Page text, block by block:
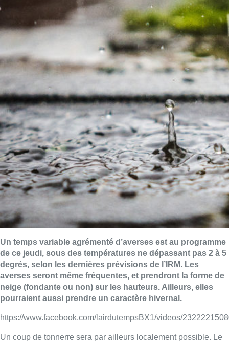
Un temps variable agrémenté d’averses est au programme
de ce jeudi, sous des températures ne dépassant pas 2 à 5
degrés, selon les dernières prévisions de l’IRM. Les
averses seront même fréquentes, et prendront la forme de
neige (fondante ou non) sur les hauteurs. Ailleurs, elles
pourraient aussi prendre un caractère hivernal.
https://www.facebook.com/lairdutempsBX1/videos/
Un coup de tonnerre sera par ailleurs localement possible. Le